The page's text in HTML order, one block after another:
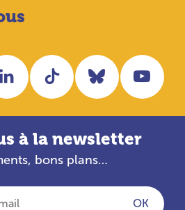
LinkedInTiktok Bluesky
à la newsletter
bons plans…
OK